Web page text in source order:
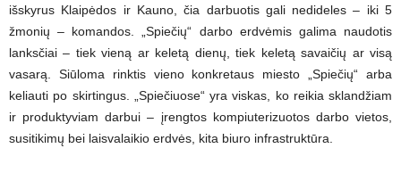
išskyrus Klaipėdos ir Kauno, čia darbuotis gali nedideles – iki 5
žmonių – komandos. „Spiečių“ darbo erdvėmis galima naudotis
lanksčiai – tiek vieną ar keletą dienų, tiek keletą savaičių ar visą
vasarą. Siūloma rinktis vieno konkretaus miesto „Spiečių“ arba
keliauti po skirtingus. „Spiečiuose“ yra viskas, ko reikia sklandžiam
ir produktyviam darbui – įrengtos kompiuterizuotos darbo vietos,
susitikimų bei laisvalaikio erdvės, kita biuro infrastruktūra.